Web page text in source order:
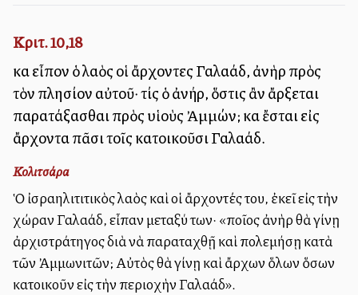
Κριτ. 10,18
καὶ εἶπον ὁ λαὸς οἱ ἄρχοντες Γαλαάδ, ἀνὴρ πρὸς
τὸν πλησίον αὐτοῦ· τίς ὁ ἀνήρ, ὅστις ἂν ἄρξεται
παρατάξασθαι πρὸς υἱοὺς Ἀμμών; καὶ ἔσται εἰς
ἄρχοντα πᾶσι τοῖς κατοικοῦσι Γαλαάδ.
Κολιτσάρα
Ὁ ἰσραηλιτιτικὸς λαὸς καὶ οἱ ἄρχοντές του, ἐκεῖ εἰς τὴν
χώραν Γαλαάδ, εἶπαν μεταξύ των· «ποῖος ἀνὴρ θὰ γίνῃ
ἀρχιστράτηγος διὰ νὰ παραταχθῇ καὶ πολεμήσῃ κατὰ
τῶν Ἀμμωνιτῶν; Αὐτὸς θὰ γίνῃ καὶ ἄρχων ὅλων ὅσων
κατοικοῦν εἰς τὴν περιοχὴν Γαλαάδ».